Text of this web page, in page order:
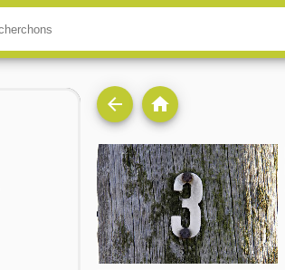
arrow_back home